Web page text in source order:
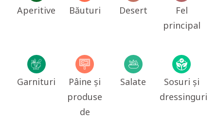
Aperitive Băuturi Desert
Fel
principal
Garnituri
Pâine și
produse
de
Salate
Sosuri și
dressinguri